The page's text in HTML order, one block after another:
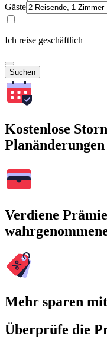
Gäste
Ich reise geschäftlich
Suchen
Kostenlose
Planänderungen
Verdiene
Mehr sparen
Überprüfe die